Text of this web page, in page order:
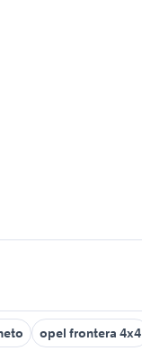
opel frontera 4x4